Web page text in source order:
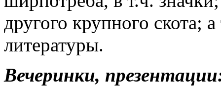
другого крупного скота;
литературы.
Вечеринки,